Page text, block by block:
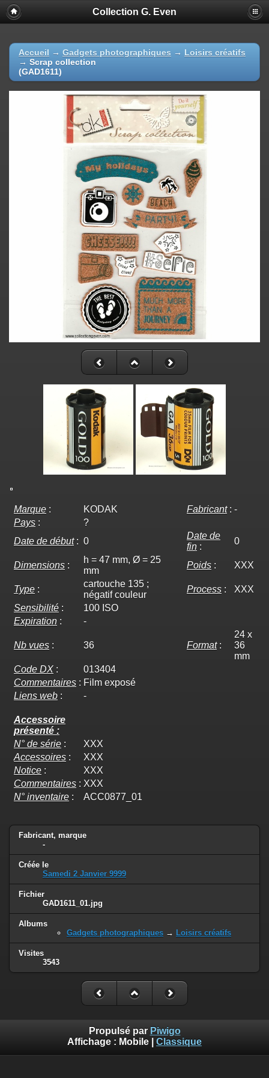
Collection G. Even
Accueil → Gadgets photographiques → Loisirs créatifs
→ Scrap collection
(GAD1611)
Marque : KODAK Fabricant: -
Pays :
?
Date de début: 0
Date de
fin :
0
Dimensions :
h = 47 mm, Ø = 25
mm
Poids : XXX
Type :
cartouche 135 ;
négatif couleur
Process :
XXX
Sensibilité :
100 ISO
Expiration : -
Nb vues : 36 Format:
24 x
36
mm
Code DX :
013404
Commentaires : Film exposé
Liens web : -
Accessoire
présenté :
N° de série :
XXX
Accessoires :
XXX
Notice :
XXX
Commentaires : XXX
N° inventaire : ACC0877_01
Fabricant, marque
-
Créée le
Samedi 2 Janvier 9999
Fichier
GAD1611_01.jpg
Albums
Gadgets photographiques → Loisirs créatifs
Visites
3543
Propulsé par Piwigo
Affichage : Mobile Classique